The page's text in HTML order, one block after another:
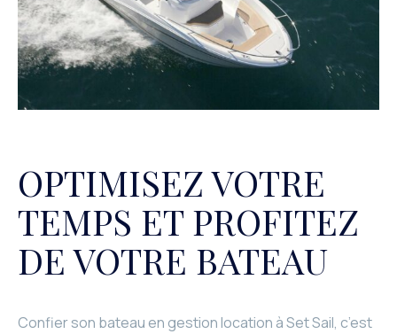
OPTIMISEZ VOTRE
TEMPS ET PROFITEZ
DE VOTRE BATEAU
Confier son bateau en gestion location à Set Sail, c’est